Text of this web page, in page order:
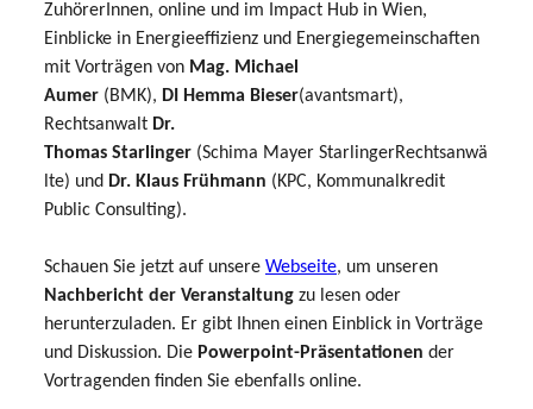
ZuhörerInnen, online und im Impact Hub in Wien,
Einblicke in Energieeffizienz und Energiegemeinschaften
mit Vorträgen von Mag. Michael
Aumer (BMK), DI Hemma Bieser(avantsmart),
Rechtsanwalt Dr.
Thomas Starlinger (Schima Mayer StarlingerRechtsanwä
lte) und Dr. Klaus Frühmann (KPC, Kommunalkredit
Public Consulting).
Schauen Sie jetzt auf unsere Webseite, um unseren
Nachbericht der Veranstaltung zu lesen oder
herunterzuladen. Er gibt Ihnen einen Einblick in Vorträge
und Diskussion. Die Powerpoint-Präsentationen der
Vortragenden finden Sie ebenfalls online.